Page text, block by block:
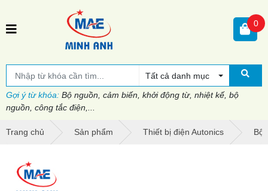
Tất cả danh mục
Gợi ý từ khóa: Bộ nguồn, cảm biến, khởi động từ, nhiệt kế, bộ
nguồn, công tắc điện,...
0
Trang chủ Sản phẩm Thiết bị điện Autonics Bộ